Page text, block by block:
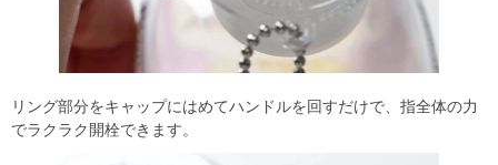
リング部分をキャップにはめてハンドルを回すだけで、指全体の力
でラクラク開栓できます。